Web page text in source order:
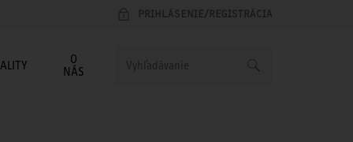
PRIHLÁSENIE/REGISTRÁCIA
O
NÁS